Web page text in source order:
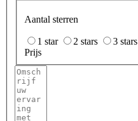
Aantal sterren
1 star 2 stars 3 stars
Prijs